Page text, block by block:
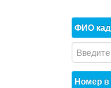
ФИО
Номер